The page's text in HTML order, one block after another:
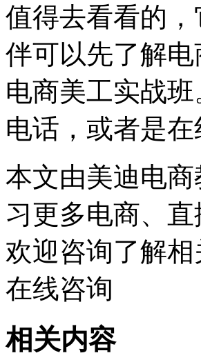
值得去看看的，
伴可以先了解
电商美工实战
电话，或者是
本文由美迪电
习更多电商、
欢迎咨询了解相
在线咨询
相关内容